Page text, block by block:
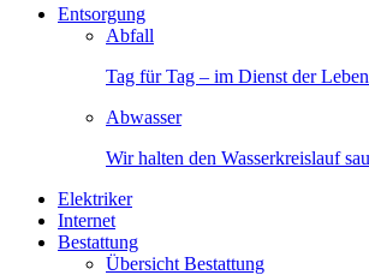
Entsorgung
Abfall
Tag für Tag – im Dienst der
Abwasser
Wir halten den Wasserkreislauf
Elektriker
Internet
Bestattung
Übersicht Bestattung